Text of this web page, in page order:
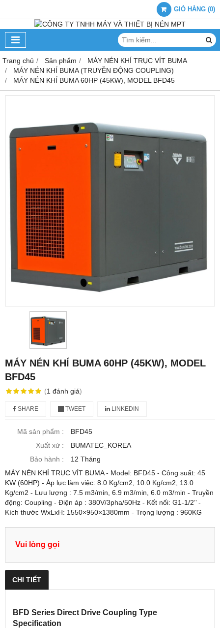
GIỎ HÀNG (0)
Trang chủ Sản phẩm
MÁY NÉN KHÍ TRỤC VÍT BUMA
MÁY NÉN KHÍ BUMA (TRUYỀN ĐỘNG COUPLING)
MÁY NÉN KHÍ BUMA 60HP (45KW), MODEL BFD45
MÁY NÉN KHÍ BUMA 60HP (45KW), MODEL
BFD45
(1 đánh giá)
SHARE TWEET LINKEDIN
Mã sản phẩm :
BFD45
Xuất xứ :
BUMATEC_KOREA
Bảo hành :
12 Tháng
MÁY NÉN KHÍ TRỤC VÍT BUMA - Model: BFD45 - Công suất: 45
KW (60HP) - Áp lực làm việc: 8.0 Kg/cm2, 10.0 Kg/cm2, 13.0
Kg/cm2 - Lưu lượng : 7.5 m3/min, 6.9 m3/min, 6.0 m3/min - Truyền
động: Coupling - Điện áp : 380V/3pha/50Hz - Kết nối: G1-1/2’’ -
Kích thước WxLxH: 1550×950×1380mm - Trọng lượng : 960KG
Vui lòng gọi
CHI TIẾT
BFD Series Direct Drive Coupling Type
Specification